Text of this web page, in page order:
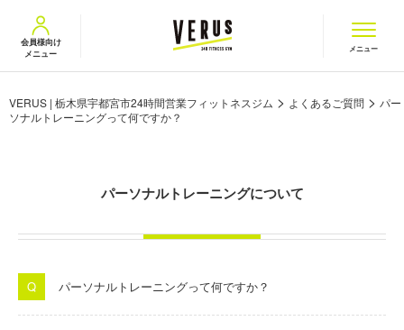
VERUS ヴェルス
会員様向け
メニュー
メニュー
VERUS | 栃木県宇都宮市24時間営業フィットネスジム > よくあるご質問 > パー
ソナルトレーニングって何ですか？
パーソナルトレーニングについて
パーソナルトレーニングって何ですか？